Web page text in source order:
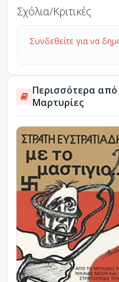
Σχόλια/Κριτικές
Συνδεθείτε για να
Περισσότερα από
Μαρτυρίες